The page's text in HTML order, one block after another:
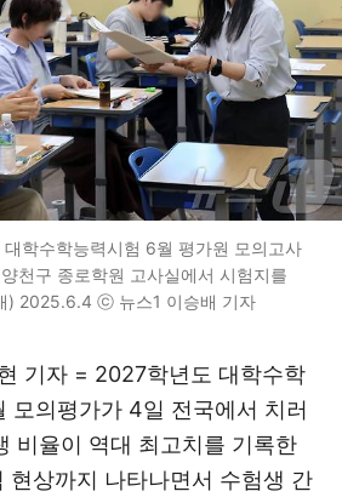
학수학능력시험 6월 평가원 모의고사
천구 종로학원 고사실에서 시험지를
) 2025.6.4 ⓒ 뉴스1 이승배 기자
기자 = 2027학년도 대학수학
모의평가가 4일 전국에서 치러
비율이 역대 최고치를 기록한
현상까지 나타나면서 수험생 간